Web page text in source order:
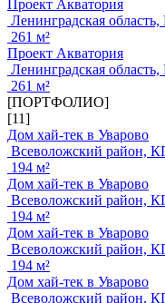
Проект Акватория
Ленинградская
261 м²
Проект Акватория
Ленинградская
261 м²
[ПОРТФОЛИО]
[11]
Дом хай-тек в Уварово
Всеволожский район,
194 м²
Дом хай-тек в Уварово
Всеволожский район,
194 м²
Дом хай-тек в Уварово
Всеволожский район,
194 м²
Дом хай-тек в Уварово
Всеволожский район,